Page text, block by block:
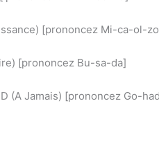
[prononcez Mi-ca-ol-
[prononcez Bu-sa-da]
(A Jamais) [prononcez Go-